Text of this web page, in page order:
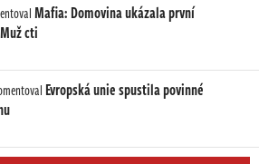
Mafia: Domovina ukázala první
cti
Evropská unie spustila povinné